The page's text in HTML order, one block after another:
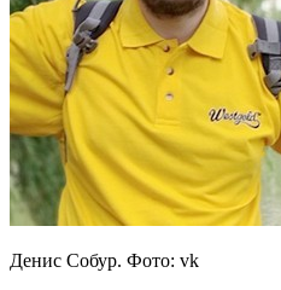
Денис Собур. Фото: vk